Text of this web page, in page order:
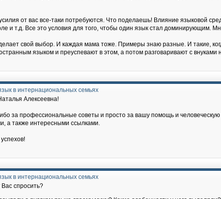
от вас все-таки потребуются. Что поделаешь! Влияние языковой
и т.д. Все это условия для того, чтобы один язык стал доминирующим.
свой выбор. И каждая мама тоже. Примеры знаю разные. И такие,
языком и преуспевают в этом, а потом разговаривают с
в интернациональных семьях
Алексеевна!
за профессиональные советы и просто за вашу помощь и
а также интересными ссылками.
в интернациональных семьях
спросить?